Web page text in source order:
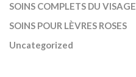
SOINS COMPLETS DU VISAGE
SOINS POUR LÈVRES ROSES
Uncategorized